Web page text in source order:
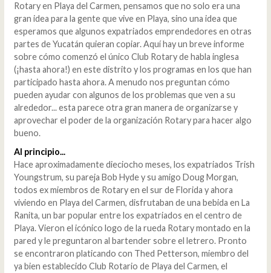
Rotary en Playa del Carmen, pensamos que no solo era una
gran idea para la gente que vive en Playa, sino una idea que
esperamos que algunos expatriados emprendedores en otras
partes de Yucatán quieran copiar. Aquí hay un breve informe
sobre cómo comenzó el único Club Rotary de habla inglesa
(¡hasta ahora!) en este distrito y los programas en los que han
participado hasta ahora. A menudo nos preguntan cómo
pueden ayudar con algunos de los problemas que ven a su
alrededor... esta parece otra gran manera de organizarse y
aprovechar el poder de la organización Rotary para hacer algo
bueno.
Al principio...
Hace aproximadamente dieciocho meses, los expatriados Trish
Youngstrum, su pareja Bob Hyde y su amigo Doug Morgan,
todos ex miembros de Rotary en el sur de Florida y ahora
viviendo en Playa del Carmen, disfrutaban de una bebida en La
Ranita, un bar popular entre los expatriados en el centro de
Playa. Vieron el icónico logo de la rueda Rotary montado en la
pared y le preguntaron al bartender sobre el letrero. Pronto
se encontraron platicando con Thed Petterson, miembro del
ya bien establecido Club Rotario de Playa del Carmen, el